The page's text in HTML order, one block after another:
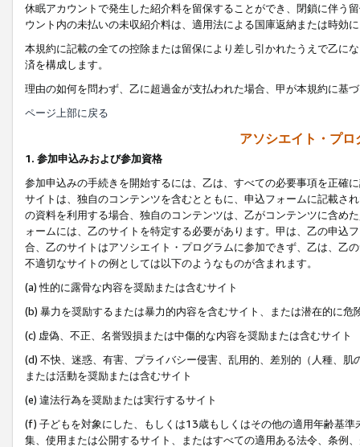
休眠アカウントで発生した紹介料を留保することができ、閉鎖に伴う
ウント内の未払いの未収紹介料は、適用法による国庫返納または時効
本規約に記載の全ての控除または留保により差し引かれたうえで乙に
済を構成します。
理由の如何を問わず、乙に超過金が支払われた場合、甲が本規約に基
ページ上部に戻る
アソシエイト・プ
1. 参加申込みおよび参加資格
参加申込みの手続きを開始するには、乙は、すべての必要事項を正確
サイトは、独自のコンテンツを含むとともに、申込フォームに記載さ
の資料を利用する場合、独自のコンテンツは、乙がコンテンツに含め
ォームには、乙のサイトを特定する必要があります。甲は、乙の申込
合、乙のサイトはアソシエイト・プログラムに参加できず、乙は、乙
不適切なサイトの例としては以下のようなものが含まれます。
(a) 性的に露骨な内容を奨励または含むサイト
(b) 暴力を奨励するまたは暴力的内容を含むサイト、または潜在的に
(c) 虚偽、不正、名誉毀損または中傷的な内容を奨励または含むサイト
(d) 不快、迷惑、有害、プライバシー侵害、乱用的、差別的（人種、
または活動を奨励または含むサイト
(e) 違法行為を奨励または実行するサイト
(f) 子どもを対象にした、もしくは13歳もしくはその他の適用年齢基
集、使用または公開するサイト、またはすべての適用ある法令、条例